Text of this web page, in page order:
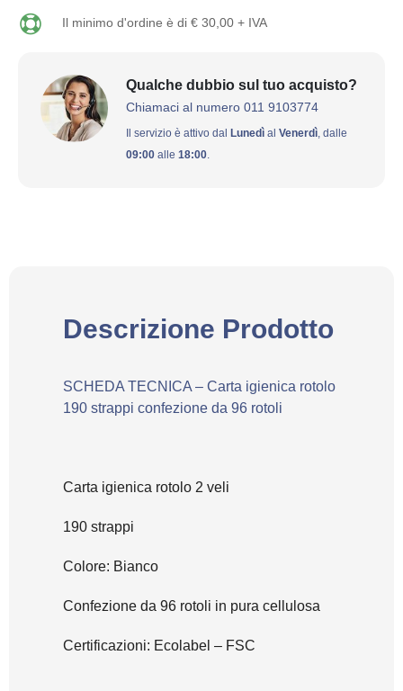
Il minimo d'ordine è di € 30,00 + IVA
Qualche dubbio sul tuo acquisto?
Chiamaci al numero 011 9103774
Il servizio è attivo dal Lunedì al Venerdì, dalle
09:00 alle 18:00.
Descrizione Prodotto
SCHEDA TECNICA – Carta igienica rotolo
190 strappi confezione da 96 rotoli
Carta igienica rotolo 2 veli
190 strappi
Colore: Bianco
Confezione da 96 rotoli in pura cellulosa
Certificazioni: Ecolabel – FSC